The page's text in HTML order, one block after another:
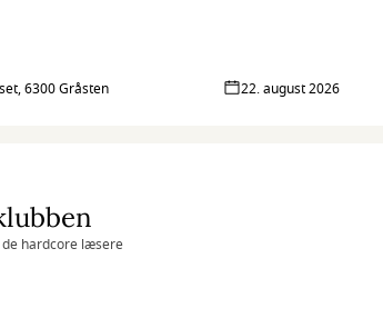
6300 Gråsten 22. august 2026
de hardcore læsere